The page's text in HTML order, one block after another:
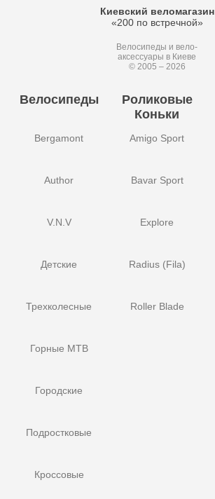
Киевский веломагазин
«200 по встречной»
Велосипеды и вело-
аксессуары в Киеве
© 2005 – 2026
Велосипеды
Bergamont
Author
V.N.V
Детские
Трехколесные
Горные MTB
Городские
Подростковые
Кроссовые
Роликовые
Коньки
Amigo Sport
Bavar Sport
Explore
Radius (Fila)
Roller Blade